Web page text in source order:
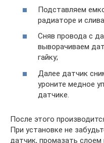
Подставляем
радиаторе и
Сняв провода с
выворачиваем
гайку;
Далее датчик
уроните медное
датчике.
После этого
При установке не
датчик, промазать